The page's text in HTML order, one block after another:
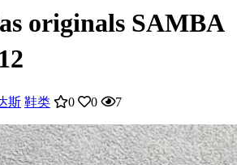
originals SAMBA
斯 鞋类 0 0 7